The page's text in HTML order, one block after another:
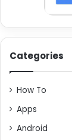
Categories
How To
Apps
Android